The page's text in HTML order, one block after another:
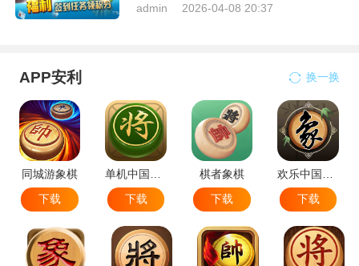
admin 2026-04-08 20:37
APP安利 换一换
同城游象棋
下载
单机中国象棋
下载
棋者象棋
下载
欢乐中国象棋
下载